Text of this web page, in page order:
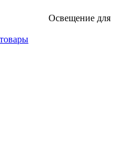
Освещение для